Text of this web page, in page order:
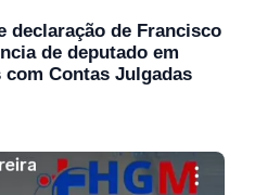
declaração de Francisco
de deputado em
com Contas Julgadas